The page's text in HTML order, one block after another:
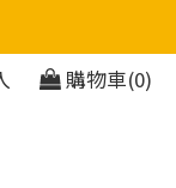
購物車(0)